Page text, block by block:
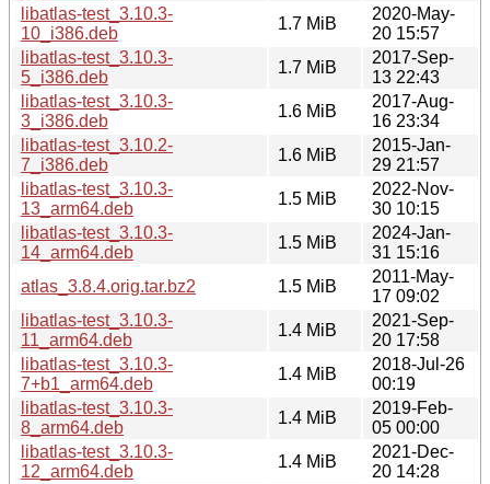
libatlas-test_3.10.3-
10_i386.deb
1.7 MiB
2020-May-
20 15:57
libatlas-test_3.10.3-
5_i386.deb
1.7 MiB
2017-Sep-
13 22:43
libatlas-test_3.10.3-
3_i386.deb
1.6 MiB
2017-Aug-
16 23:34
libatlas-test_3.10.2-
7_i386.deb
1.6 MiB
2015-Jan-
29 21:57
libatlas-test_3.10.3-
13_arm64.deb
1.5 MiB
2022-Nov-
30 10:15
libatlas-test_3.10.3-
14_arm64.deb
1.5 MiB
2024-Jan-
31 15:16
atlas_3.8.4.orig.tar.bz2
1.5 MiB
2011-May-
17 09:02
libatlas-test_3.10.3-
11_arm64.deb
1.4 MiB
2021-Sep-
20 17:58
libatlas-test_3.10.3-
7+b1_arm64.deb
1.4 MiB
2018-Jul-26
00:19
libatlas-test_3.10.3-
8_arm64.deb
1.4 MiB
2019-Feb-
05 00:00
libatlas-test_3.10.3-
12_arm64.deb
1.4 MiB
2021-Dec-
20 14:28